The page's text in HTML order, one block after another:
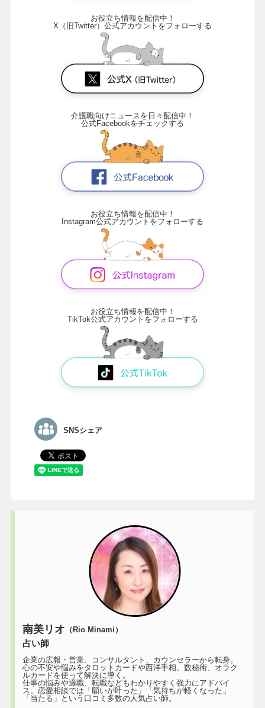
お役立ち情報を配信中！
X（旧Twitter）公式アカウントをフォローする
介護職向けニュースを日々配信中！
公式Facebookをチェックする
お役立ち情報を配信中！
Instagram公式アカウントをフォローする
お役立ち情報を配信中！
TikTok公式アカウントをフォローする
SNSシェア
南美リオ （Rio Minami）
占い師
企業の広報・営業、コンサルタント、カウンセラーから転身。
心の不安や悩みをタロットカードや西洋手相、数秘術、オラク
ルカードを使って解決に導く。
仕事の悩みや適職、転職などもわかりやすく強力にアドバイ
ス。恋愛相談では「願いが叶った」「気持ちが軽くなった」
「当たる」という口コミ多数の人気占い師。